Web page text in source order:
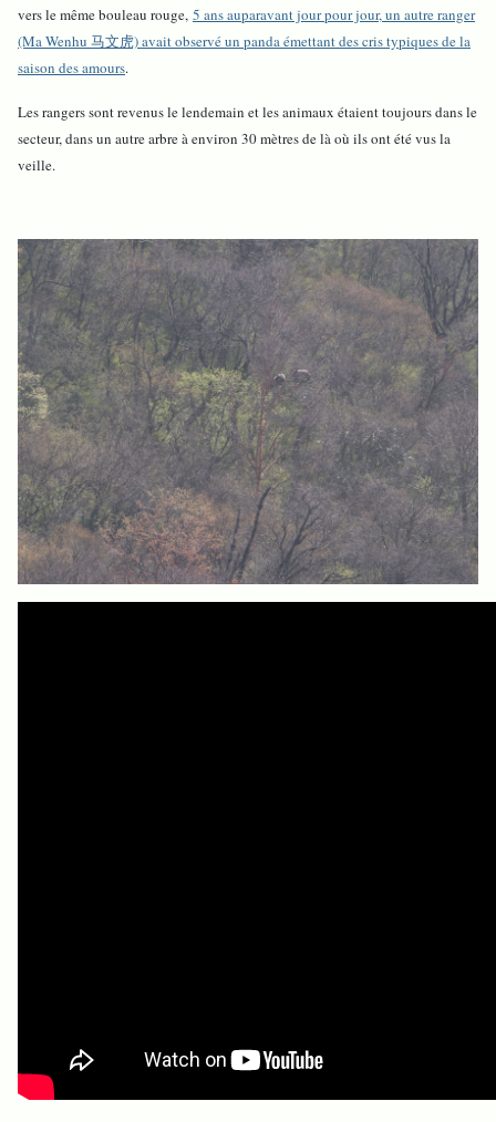
vers le même bouleau rouge, 5 ans auparavant jour pour jour, un autre ranger
(Ma Wenhu 马文虎) avait observé un panda émettant des cris typiques de la
saison des amours.
Les rangers sont revenus le lendemain et les animaux étaient toujours dans le
secteur, dans un autre arbre à environ 30 mètres de là où ils ont été vus la
veille.